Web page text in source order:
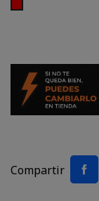
Compartir